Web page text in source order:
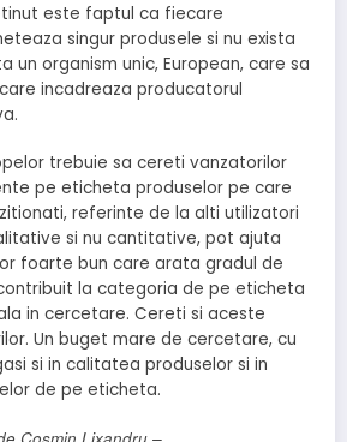
este faptul ca fiecare
singur produsele si nu exista
un organism unic, European, care sa
incadreaza producatorul
trebuie sa cereti vanzatorilor
pe eticheta produselor pe care
referinte de la alti utilizatori
si nu cantitative, pot ajuta
foarte bun care arata gradul de
la categoria de pe eticheta
in cercetare. Cereti si aceste
Un buget mare de cercetare, cu
si in calitatea produselor si in
de pe eticheta.